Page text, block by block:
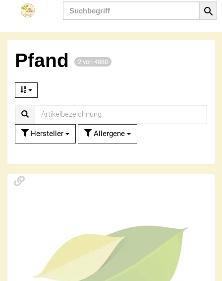
Produkt
Pfand 2 von 4880
Hersteller Allergene